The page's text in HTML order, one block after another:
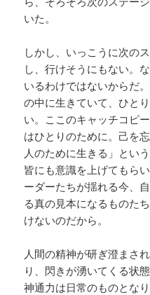
いた。
しかし、いっこうに次の
し、行けそうにもない。
いるわけではないからだ
の中に生きていて、ひと
い。ここのキャッチコピ
はひとりのために。己を
人のために生きる」とい
皆にも意識を上げてもら
ーダーたちが揺れる今、
る真の見本になるものた
けないのだから。
人間の精神が研ぎ澄まさ
り、閃きが湧いてくる状
神通力は日常のものとな